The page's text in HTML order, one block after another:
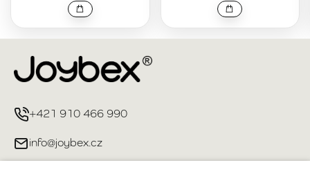
+421 910 466 990
info@joybex.cz